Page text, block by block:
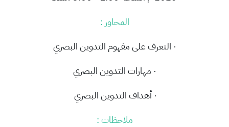
المحاور :
· التعرف على مفهوم التدوين البصري
· مهارات التدوين البصري
· أهداف التدوين البصري
ملاحظات :